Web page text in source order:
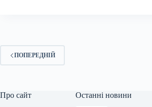
ПОПЕРЕДНІЙ
Про сайт Останні новини